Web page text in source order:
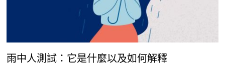
雨中人測試：它是什麼以及如何解釋